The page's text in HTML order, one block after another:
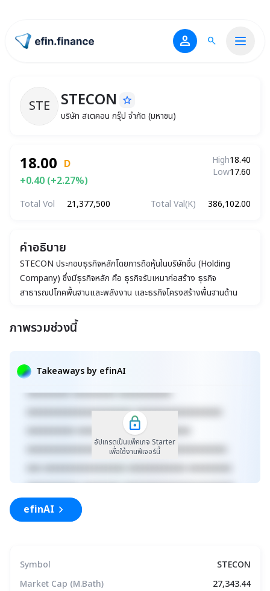
ไปหน้าแรก person search
STE STECONบริษัท สเตคอน กรุ๊ป จำกัด (มหาชน)
STECON star_border
บริษัท สเตคอน กรุ๊ป จำกัด (มหาชน)
18.00 D
+0.40 (+2.27%)
High18.40
Low17.60
Total Vol 21,377,500 Total Val(K) 386,102.00
คำอธิบาย
STECON ประกอบธุรกิจหลักโดยการถือหุ้นในบริษัทอื่น (Holding
Company) ซึ่งมีธุรกิจหลัก คือ ธุรกิจรับเหมาก่อสร้าง ธุรกิจ
สาธารณูปโภคพื้นฐานและพลังงาน และธุรกิจโครงสร้างพื้นฐานด้าน
ภาพรวมช่วงนี้
Takeaways by efinAI
xxxxxxxxxxxxxxxxxx xxxxxxxxxxxxxxx xxxxx
xxxxxxxxx xxxxxxxxx xxxxxxxxxxx
xxxxxxxxxxxxxxxxxxxxxx xxxxxxxxxxxxxxxxxx
xxxxxxxxxx xxxxxxxxxxxxx xxxxxxxxxx
xxxxxxxxxxxxxxxxxxxxxxxxxx xxxxxxxxxxxxxxx
xxx xxxxxxxxxxxxxxxxx xxxxxxxxxxxx xxxxxxxxx
xxxxxxxxxxx xxxxxxxx xxxxxxxxxxxxxxxxxxxxxxx
xxxxxxxxxxxxxxxxxxx xxxxx
xxxxxxxxxxxxxxxxxxxxxxxxxxxxxx
อัปเกรดเป็นแพ็คเกจ Starter
เพื่อใช้งานฟีเจอร์นี้
efinAI
Symbol
STECON
Market Cap (M.Bath)
27,343.44